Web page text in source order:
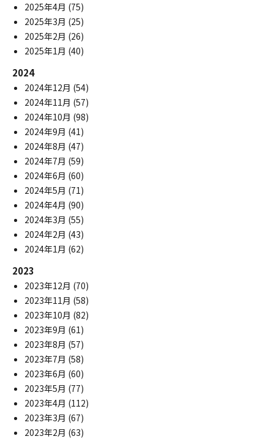
2025年4月 (75)
2025年3月 (25)
2025年2月 (26)
2025年1月 (40)
2024
2024年12月 (54)
2024年11月 (57)
2024年10月 (98)
2024年9月 (41)
2024年8月 (47)
2024年7月 (59)
2024年6月 (60)
2024年5月 (71)
2024年4月 (90)
2024年3月 (55)
2024年2月 (43)
2024年1月 (62)
2023
2023年12月 (70)
2023年11月 (58)
2023年10月 (82)
2023年9月 (61)
2023年8月 (57)
2023年7月 (58)
2023年6月 (60)
2023年5月 (77)
2023年4月 (112)
2023年3月 (67)
2023年2月 (63)